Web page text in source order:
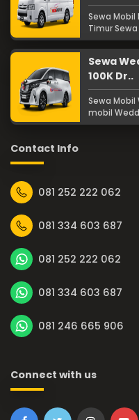
Sewa
Timur
Sewa
100K Dr..
Sewa Mobil
mobil
Contact Info
081 252 222 062
081 334 603 687
081 252 222 062
081 334 603 687
081 246 665 906
Connect with us